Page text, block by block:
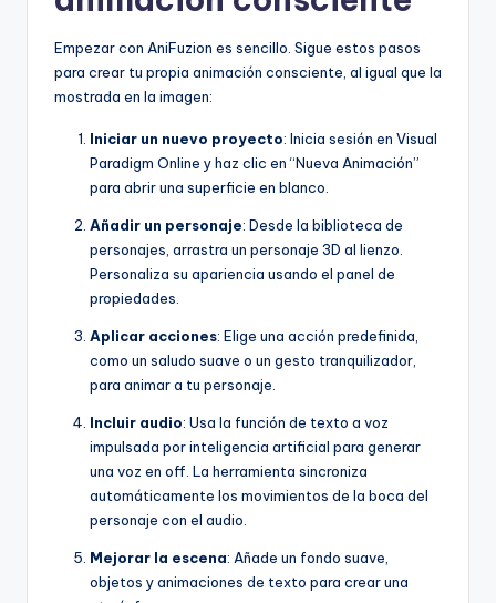
Empezar con AniFuzion es sencillo. Sigue estos pasos
para crear tu propia animación consciente, al igual que la
mostrada en la imagen:
Iniciar un nuevo proyecto: Inicia sesión en Visual
Paradigm Online y haz clic en “Nueva Animación”
para abrir una superficie en blanco.
Añadir un personaje: Desde la biblioteca de
personajes, arrastra un personaje 3D al lienzo.
Personaliza su apariencia usando el panel de
propiedades.
Aplicar acciones: Elige una acción predefinida,
como un saludo suave o un gesto tranquilizador,
para animar a tu personaje.
Incluir audio: Usa la función de texto a voz
impulsada por inteligencia artificial para generar
una voz en off. La herramienta sincroniza
automáticamente los movimientos de la boca del
personaje con el audio.
Mejorar la escena: Añade un fondo suave,
objetos y animaciones de texto para crear una